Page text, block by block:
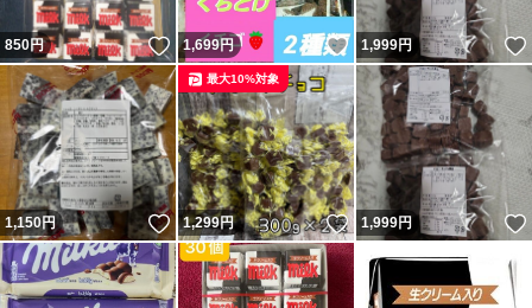
850円 いいね！
1,699円 いいね！
1,999円
1,150円 いいね！
1,299円 いいね！
最大10%対象
1,999円